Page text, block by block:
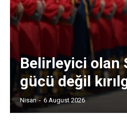
Belirleyici olan
gücü değil
Nisan - 6 August 2026